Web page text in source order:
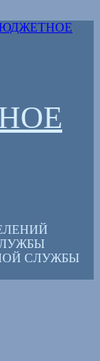
СЛУЖБЫ